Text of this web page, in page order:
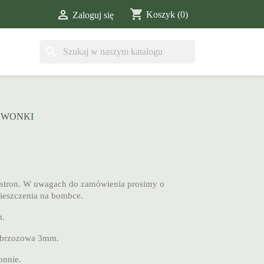
 Zaloguj się shopping_cart Koszyk (0)
W uwagach do zamówienia prosimy o
na bombce.
3mm.